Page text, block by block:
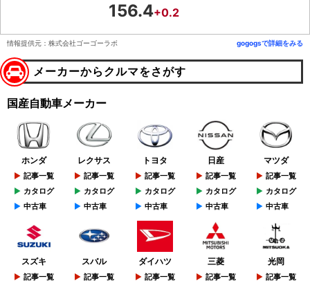
156.4+0.2
情報提供元：株式会社ゴーゴーラボ gogogsで詳細をみる
メーカーからクルマをさがす
国産自動車メーカー
ホンダ
記事一覧
カタログ
中古車
レクサス
記事一覧
カタログ
中古車
トヨタ
記事一覧
カタログ
中古車
日産
記事一覧
カタログ
中古車
マツダ
記事一覧
カタログ
中古車
スズキ
記事一覧
スバル
記事一覧
ダイハツ
記事一覧
三菱
記事一覧
光岡
記事一覧